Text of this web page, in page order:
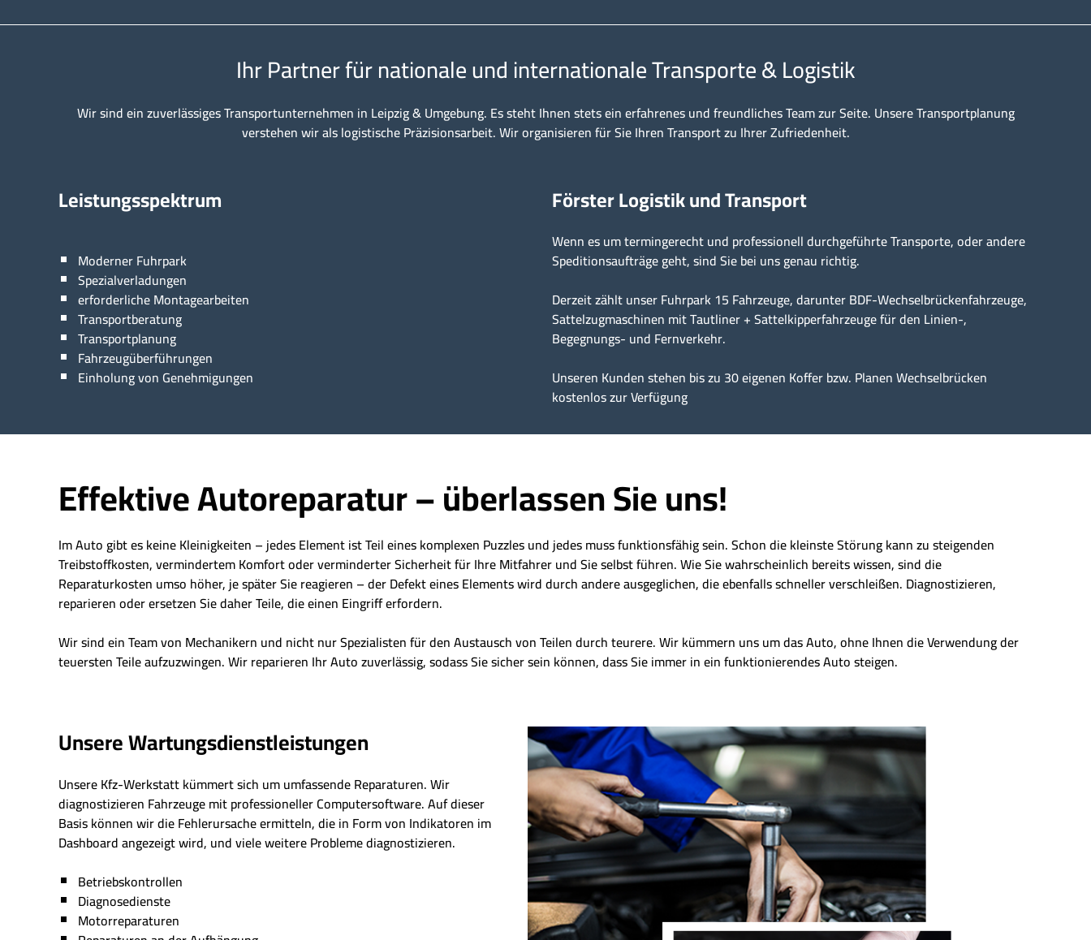
Ihr Partner für nationale und internationale Transporte & Logistik
Wir sind ein zuverlässiges Transportunternehmen in Leipzig & Umgebung. Es steht Ihnen stets ein erfahrenes und freundliches Team zur Seite. Unsere Transportplanung
verstehen wir als logistische Präzisionsarbeit. Wir organisieren für Sie Ihren Transport zu Ihrer Zufriedenheit.
Leistungsspektrum
Moderner Fuhrpark
Spezialverladungen
erforderliche Montagearbeiten
Transportberatung
Transportplanung
Fahrzeugüberführungen
Einholung von Genehmigungen
Förster Logistik und Transport
Wenn es um termingerecht und professionell durchgeführte Transporte, oder andere
Speditionsaufträge geht, sind Sie bei uns genau richtig.
Derzeit zählt unser Fuhrpark 15 Fahrzeuge, darunter BDF-Wechselbrückenfahrzeuge,
Sattelzugmaschinen mit Tautliner + Sattelkipperfahrzeuge für den Linien-,
Begegnungs- und Fernverkehr.
Unseren Kunden stehen bis zu 30 eigenen Koffer bzw. Planen Wechselbrücken
kostenlos zur Verfügung
Effektive Autoreparatur – überlassen Sie uns!
Im Auto gibt es keine Kleinigkeiten – jedes Element ist Teil eines komplexen Puzzles und jedes muss funktionsfähig sein. Schon die kleinste Störung kann zu steigenden
Treibstoffkosten, vermindertem Komfort oder verminderter Sicherheit für Ihre Mitfahrer und Sie selbst führen. Wie Sie wahrscheinlich bereits wissen, sind die
Reparaturkosten umso höher, je später Sie reagieren – der Defekt eines Elements wird durch andere ausgeglichen, die ebenfalls schneller verschleißen. Diagnostizieren,
reparieren oder ersetzen Sie daher Teile, die einen Eingriff erfordern.
Wir sind ein Team von Mechanikern und nicht nur Spezialisten für den Austausch von Teilen durch teurere. Wir kümmern uns um das Auto, ohne Ihnen die Verwendung der
teuersten Teile aufzuzwingen. Wir reparieren Ihr Auto zuverlässig, sodass Sie sicher sein können, dass Sie immer in ein funktionierendes Auto steigen.
Unsere Wartungsdienstleistungen
Unsere Kfz-Werkstatt kümmert sich um umfassende Reparaturen. Wir
diagnostizieren Fahrzeuge mit professioneller Computersoftware. Auf dieser
Basis können wir die Fehlerursache ermitteln, die in Form von Indikatoren im
Dashboard angezeigt wird, und viele weitere Probleme diagnostizieren.
Betriebskontrollen
Diagnosedienste
Motorreparaturen